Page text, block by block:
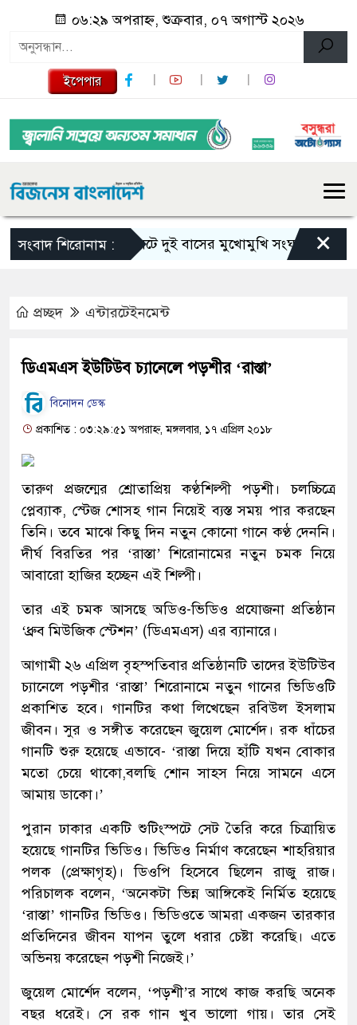
০৬:২৯ অপরাহ্ন, শুক্রবার, ০৭ অগাস্ট ২০২৬
ইপেপার
সংবাদ শিরোনাম :সিলেটে দুই বাসের মুখোমুখি সংঘর্ষে নিহত বেড়ে ৯
×
প্রচ্ছদ এন্টারটেইনমেন্ট
ডিএমএস ইউটিউব চ্যানেলে পড়শীর ‘রাস্তা’
বিনোদন ডেস্ক
প্রকাশিত : ০৩:২৯:৫১ অপরাহ্ন, মঙ্গলবার, ১৭ এপ্রিল ২০১৮
তারুণ প্রজন্মের শ্রোতাপ্রিয় কণ্ঠশিল্পী পড়শী। চলচ্চিত্রে
প্লেব্যাক, স্টেজ শোসহ গান নিয়েই ব্যস্ত সময় পার করছেন
তিনি। তবে মাঝে কিছু দিন নতুন কোনো গানে কণ্ঠ দেননি।
দীর্ঘ বিরতির পর ‘রাস্তা’ শিরোনামের নতুন চমক নিয়ে
আবারো হাজির হচ্ছেন এই শিল্পী।
তার এই চমক আসছে অডিও-ভিডিও প্রযোজনা প্রতিষ্ঠান
‘ধ্রুব মিউজিক স্টেশন’ (ডিএমএস) এর ব্যানারে।
আগামী ২৬ এপ্রিল বৃহস্পতিবার প্রতিষ্ঠানটি তাদের ইউটিউব
চ্যানেলে পড়শীর ‘রাস্তা’ শিরোনামে নতুন গানের ভিডিওটি
প্রকাশিত হবে। গানটির কথা লিখেছেন রবিউল ইসলাম
জীবন। সুর ও সঙ্গীত করেছেন জুয়েল মোর্শেদ। রক ধাঁচের
গানটি শুরু হয়েছে এভাবে- ‘রাস্তা দিয়ে হাঁটি যখন বোকার
মতো চেয়ে থাকো,বলছি শোন সাহস নিয়ে সামনে এসে
আমায় ডাকো।’
পুরান ঢাকার একটি শুটিংস্পটে সেট তৈরি করে চিত্রায়িত
হয়েছে গানটির ভিডিও। ভিডিও নির্মাণ করেছেন শাহরিয়ার
পলক (প্রেক্ষাগৃহ)। ডিওপি হিসেবে ছিলেন রাজু রাজ।
পরিচালক বলেন, ‘অনেকটা ভিন্ন আঙ্গিকেই নির্মিত হয়েছে
‘রাস্তা’ গানটির ভিডিও। ভিডিওতে আমরা একজন তারকার
প্রতিদিনের জীবন যাপন তুলে ধরার চেষ্টা করেছি। এতে
অভিনয় করেছেন পড়শী নিজেই।’
জুয়েল মোর্শেদ বলেন, ‘পড়শী’র সাথে কাজ করছি অনেক
বছর ধরেই। সে রক গান খুব ভালো গায়। তার সেই